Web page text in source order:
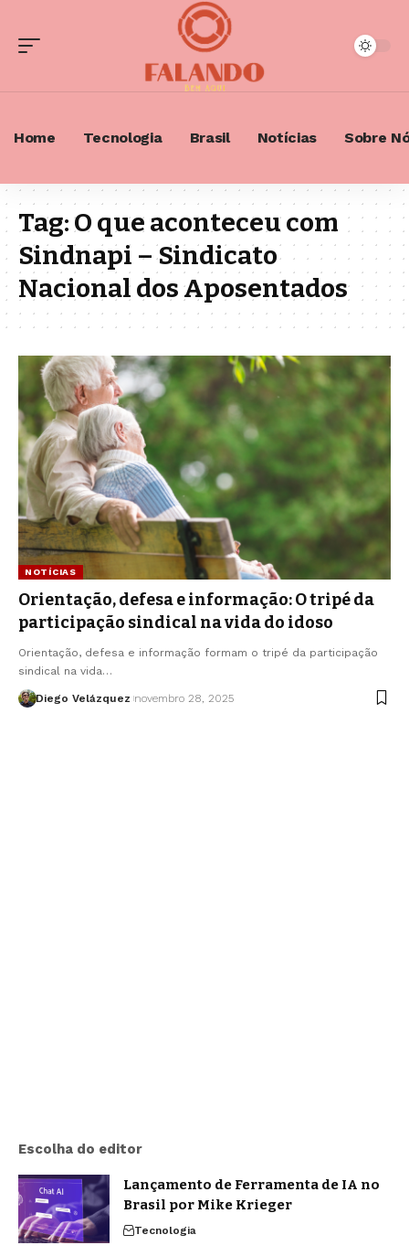
Home Tecnologia Brasil Notícias Sobre
Tag:O que aconteceu com
Sindnapi – Sindicato
Nacional dos Aposentados
NOTÍCIAS
Orientação, defesa e informação: O tripé da
participação sindical na vida do idoso
Orientação, defesa e informação formam o tripé da participação
sindical na vida…
Diego Velázquez novembro 28, 2025
Escolha do editor
Lançamento de Ferramenta de IA no
Brasil por Mike Krieger
Tecnologia